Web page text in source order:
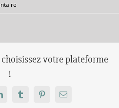
votre plateforme
!
TumblrPinterestEmail